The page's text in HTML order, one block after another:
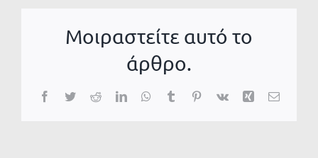
Μοιραστείτε αυτό το
άρθρο.
Facebook
TwitterRedditLinkedInWhatsApp
TumblrPinterest
Vk Xing Email